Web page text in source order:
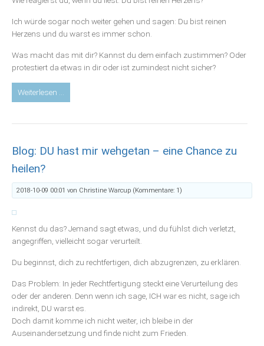
Ich würde sogar noch weiter gehen und sagen: Du bist reinen
Herzens und du warst es immer schon.
Was macht das mit dir? Kannst du dem einfach zustimmen? Oder
protestiert da etwas in dir oder ist zumindest nicht sicher?
Weiterlesen …
Erinnere
reinen
oder
Befreiung
von
Schuld
Blog: DU hast mir wehgetan – eine Chance zu
heilen?
2018-10-09 00:01 von Christine Warcup (Kommentare: 1)
Kennst du das? Jemand sagt etwas, und du fühlst dich verletzt,
angegriffen, vielleicht sogar verurteilt.
Du beginnst, dich zu rechtfertigen, dich abzugrenzen, zu erklären.
Das Problem: In jeder Rechtfertigung steckt eine Verurteilung des
oder der anderen. Denn wenn ich sage, ICH war es nicht, sage ich
indirekt, DU warst es.
Doch damit komme ich nicht weiter, ich bleibe in der
Auseinandersetzung und finde nicht zum Frieden.